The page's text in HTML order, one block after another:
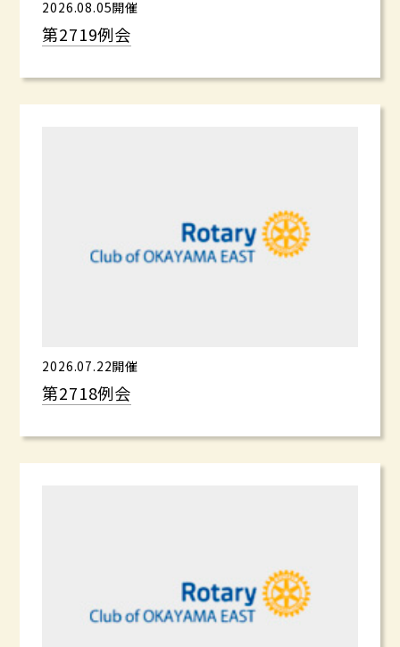
2026.08.05開催
第2719例会
2026.07.22開催
第2718例会